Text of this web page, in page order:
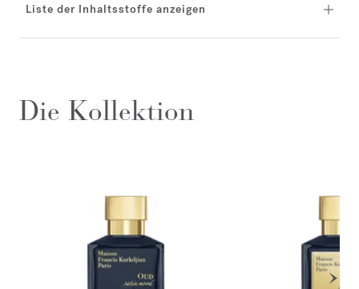
Liste der Inhaltsstoffe anzeigen
Die Kollektion